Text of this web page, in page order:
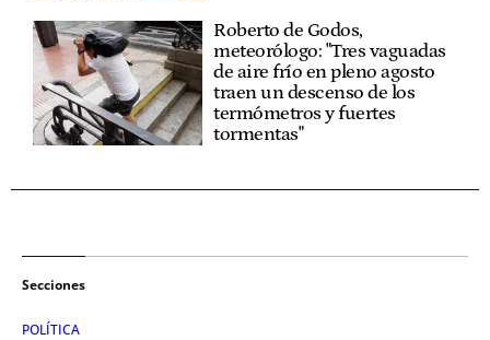
Roberto de Godos,
meteorólogo: "Tres vaguadas
de aire frío en pleno agosto
traen un descenso de los
termómetros y fuertes
tormentas"
Secciones
POLÍTICA